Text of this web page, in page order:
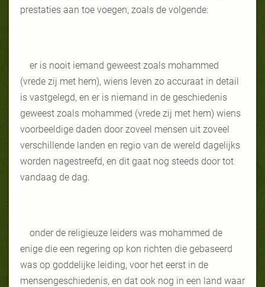
prestaties aan toe voegen, zoals de volgende:
er is nooit iemand geweest zoals mohammed
(vrede zij met hem), wiens leven zo accuraat in detail
is vastgelegd, en er is niemand in de geschiedenis
geweest zoals mohammed (vrede zij met hem) wiens
voorbeeldige daden door zoveel mensen uit zoveel
verschillende landen en regio van de wereld dagelijks
worden nagestreefd, en dit gaat nog steeds door tot
vandaag de dag.
onder de religieuze leiders was mohammed de
enige die een regering op kon richten die gebaseerd
was op goddelijke leiding, voor het eerst in de
mensengeschiedenis, en dat ook nog in een land waar